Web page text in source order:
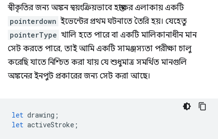
স্বীকৃতির জন্য অঙ্কন স্বয়ংক্রিয়ভাবে হস্তাক্ষর এলাকায় একটি
pointerdown ইভেন্টের প্রথম ঘটনাতে তৈরি হয়। যেহেতু
pointerType খালি হতে পারে বা একটি মালিকানাধীন মান
সেট করতে পারে, তাই আমি একটি সামঞ্জস্যতা পরীক্ষা চালু
করেছি যাতে নিশ্চিত করা যায় যে শুধুমাত্র সমর্থিত মানগুলি
অঙ্কনের ইনপুট প্রকারের জন্য সেট করা আছে।
let drawing ;
let activeStroke ;